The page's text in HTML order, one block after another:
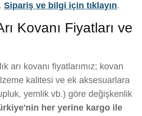
Sipariş ve bilgi için tıklayın.
Kovanı Fiyatları ve
arı kovanı fiyatlarımız; kovan
kalitesi ve ek aksesuarlara
yemlik vb.) göre değişkenlik
her yerine kargo ile